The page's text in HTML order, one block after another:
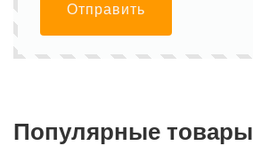
Отправить
Популярные товары